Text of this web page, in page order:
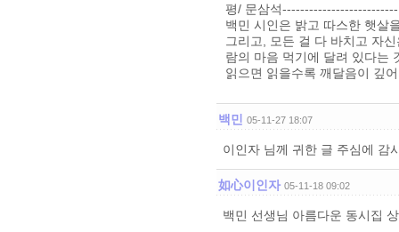
평/ 문삼석--------------------------
백민 시인은 밝고 따스한 햇살
그리고, 모든 걸 다 바치고 자
람의 마음 먹기에 달려 있다는
읽으면 읽을수록 깨달음이 깊
백민 05-11-27 18:07
이인자 님께 귀한 글 주심에 감
如心이인자 05-11-18 09:02
백민 선생님 아름다운 동시집